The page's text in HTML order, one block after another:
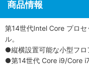
商品情報
第14世代Intel Core プロ
ル。
●縦横設置可能な小型フロ
●第14世代 Core i9/Core